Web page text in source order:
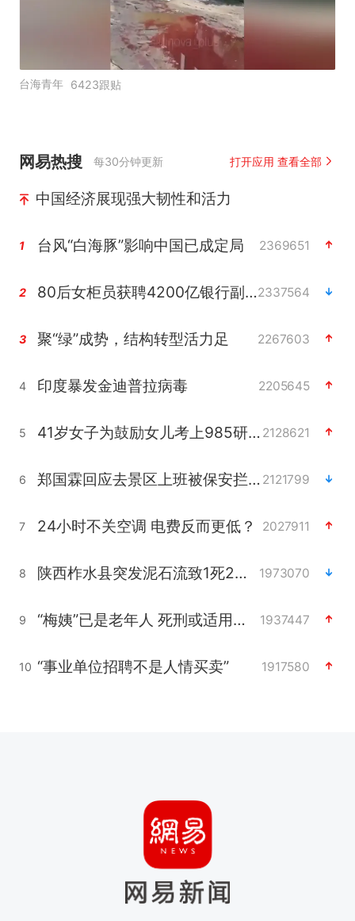
台海青年 6423跟贴
网易热搜 每30分钟更新 打开应用 查看全部
中国经济展现强大韧性和活力
1 台风“白海豚”影响中国已成定局 2369651
2 80后女柜员获聘4200亿银行副行长2337564
3 聚“绿”成势，结构转型活力足 2267603
4 印度暴发金迪普拉病毒 2205645
5 41岁女子为鼓励女儿考上985研究生 2128621
6 郑国霖回应去景区上班被保安拦下 2121799
7 24小时不关空调 电费反而更低？ 2027911
8 陕西柞水县突发泥石流致1死2失联 1973070
9 “梅姨”已是老年人 死刑或适用受限 1937447
10 “事业单位招聘不是人情买卖” 1917580